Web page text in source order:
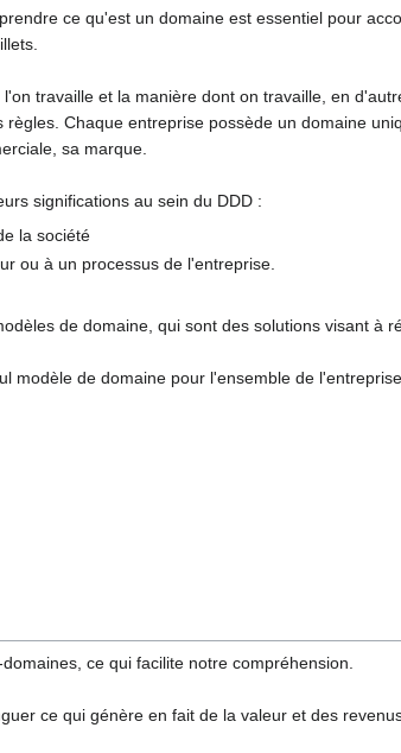
ce qu'est un domaine est essentiel pour
travaille et la manière dont on travaille, en
Chaque entreprise possède un domaine
sa marque.
significations au sein du DDD :
la société
ou à un processus de l'entreprise.
de domaine, qui sont des solutions visant à
modèle de domaine pour l'ensemble de
ce qui facilite notre compréhension.
ce qui génère en fait de la valeur et des